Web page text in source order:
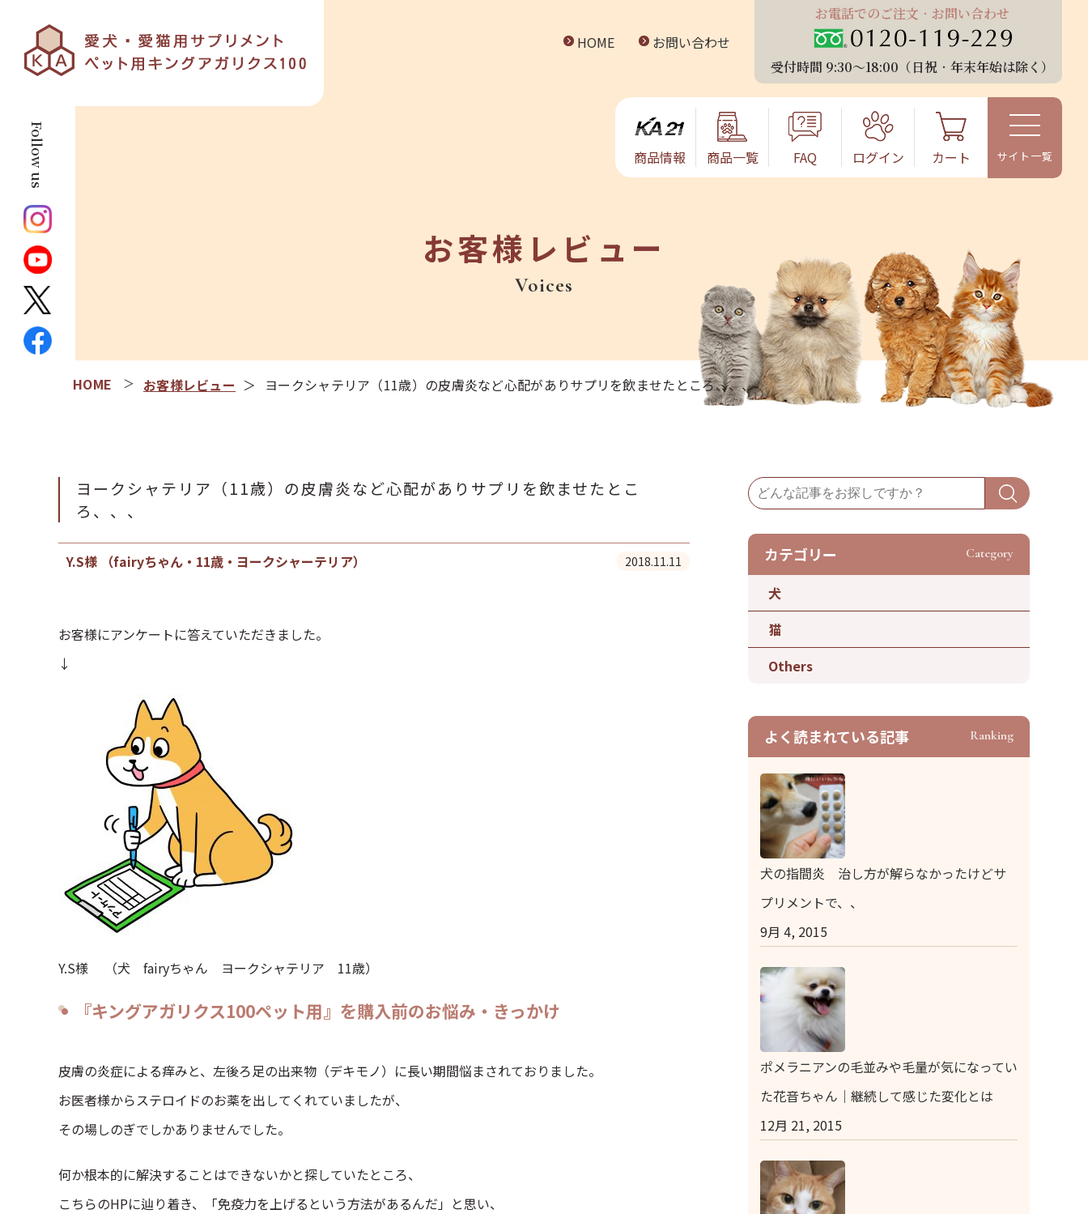
HOME お問い合わせ
お電話でのご注⽂‧お問い合わせ
受付時間 9:30〜18:00（⽇祝‧年末年始は除く）
商品情報 商品⼀覧 FAQ ログイン カート
お客様レビュー
Voices
お客様レビュー ヨークシャテリア（11歳）の皮膚炎など心配がありサプリを飲ませたところ、、、
Follow us
ヨークシャテリア（11歳）の皮膚炎など心配がありサプリを飲ませたとこ
ろ、、、
Y.S様 （fairyちゃん・11歳・ヨークシャーテリア） 2018.11.11
お客様にアンケートに答えていただきました。
↓
Y.S様 （犬 fairyちゃん ヨークシャテリア 11歳）
『キングアガリクス100ペット用』を購入前のお悩み・きっかけ
皮膚の炎症による痒みと、左後ろ足の出来物（デキモノ）に長い期間悩まされておりました。
お医者様からステロイドのお薬を出してくれていましたが、
その場しのぎでしかありませんでした。
何か根本的に解決することはできないかと探していたところ、
こちらのHPに辿り着き、「免疫力を上げるという方法があるんだ」と思い、
カテゴリー Category
犬
猫
Others
よく読まれている記事 Ranking
犬の指間炎 治し方が解らなかったけどサ
プリメントで、、
9月 4, 2015
ポメラニアンの毛並みや毛量が気になってい
た花音ちゃん｜継続して感じた変化とは
12月 21, 2015